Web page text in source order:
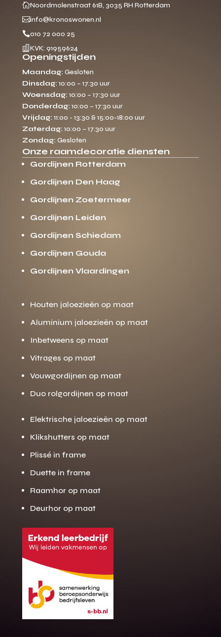
Gratis offerte
op maat?
Binnen 24 uur jouw gratis offerte
10 jaar garantie op de montage
Noordmolenstraat 61B, 3035 RH Rotterdam
info@kronoswonen.nl
010 72 000 25
 KVK: 91959624
Openingstijden
Maandag: Gesloten
Dinsdag: 10:00 – 17:30 uur
Woensdag: 10:00 – 17:30 uur
Donderdag: 10:00 – 17:30 uur
Vrijdag: 11:00 - 13:30 & 15:00-18:00 uur
Zaterdag: 10:00 – 17:30 uur
Zondag: Gesloten
Onze raamdecoratie diensten
Gordijnen Rotterdam
Gordijnen Den Haag
Gordijnen Zoetermeer
Gordijnen Leiden
Gordijnen Schiedam
Gordijnen Gouda
Gordijnen Vlaardingen
Houten jaloezieën op maat
Aluminium jaloezieën op maat
Inbetweens op maat
Vitrages op maat
Vouwgordijnen op maat
Duo rolgordijnen op maat
Elektrische jaloezieën op maat
Klikshutters op maat
Plissé in frame
Duette in frame
Raamhor op maat
Deurhor op maat